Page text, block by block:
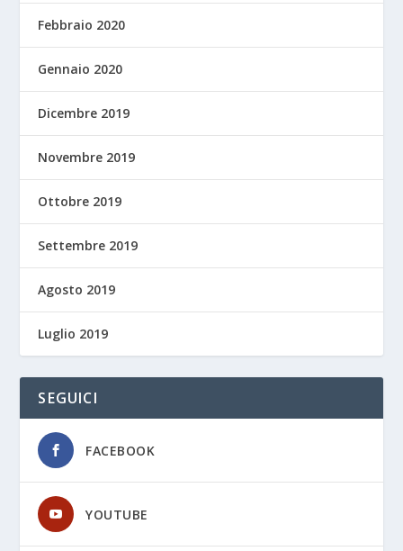
Febbraio 2020
Gennaio 2020
Dicembre 2019
Novembre 2019
Ottobre 2019
Settembre 2019
Agosto 2019
Luglio 2019
SEGUICI
FACEBOOK
YOUTUBE